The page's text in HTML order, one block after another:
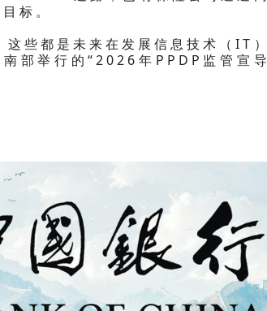
标。
些都是未来在发展信息技术（IT）
部举行的“2026年PPDP监管宣导